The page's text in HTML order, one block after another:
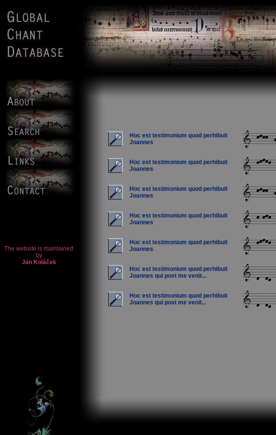
Hoc est testimonium quod perhibuit
Joannes
Hoc est testimonium quod perhibuit
Joannes
Hoc est testimonium quod perhibuit
Joannes
Hoc est testimonium quod perhibuit
Joannes
Hoc est testimonium quod perhibuit
Joannes
Hoc est testimonium quod perhibuit
Joannes qui post me venit...
Hoc est testimonium quod perhibuit
Joannes qui post me venit...